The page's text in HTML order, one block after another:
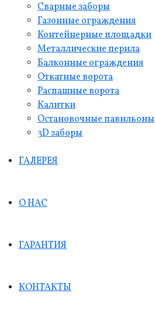
Сварные заборы
Газонные ограждения
Контейнерные площадки
Металлические перила
Балконные ограждения
Откатные ворота
Распашные ворота
Калитки
Остановочные павильоны
3D заборы
ГАЛЕРЕЯ
О НАС
ГАРАНТИЯ
КОНТАКТЫ